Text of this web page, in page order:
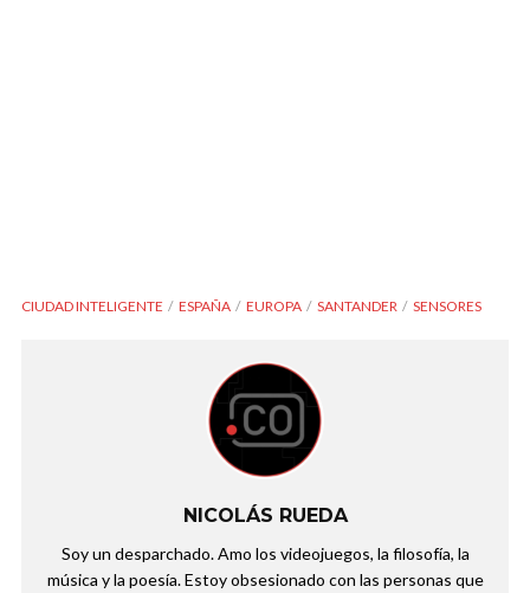
CIUDAD INTELIGENTE ESPAÑA EUROPA SANTANDER SENSORES
NICOLÁS RUEDA
Soy un desparchado. Amo los videojuegos, la filosofía, la
música y la poesía. Estoy obsesionado con las personas que